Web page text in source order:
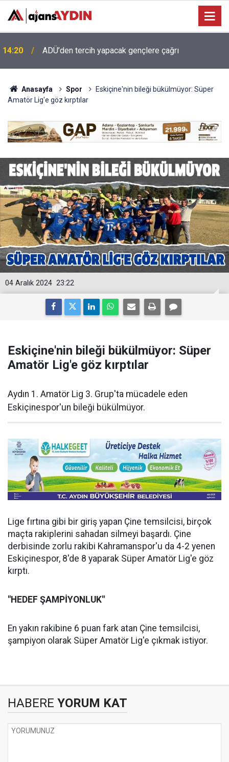
13:34 Koçarlı’ya 4,2 milyonluk içme suyu yatırımı
Anasayfa Spor
Eskiçine'nin bileği bükülmüyor: Süper
Amatör Lig'e göz kırptılar
23:22
04 Aralık 2024
Eskiçine'nin bileği bükülmüyor: Süper
Amatör Lig'e göz kırptılar
Aydın 1. Amatör Lig 3. Grup'ta mücadele eden
Eskiçinespor'un bileği bükülmüyor.
Lige fırtına gibi bir giriş yapan Çine temsilcisi, birçok
maçta rakiplerini sahadan silmeyi başardı. Çine
derbisinde zorlu rakibi Kahramanspor'u da 4-2 yenen
Eskiçinespor, 8'de 8 yaparak Süper Amatör Lig'e göz
kırptı.
"HEDEF ŞAMPİYONLUK"
En yakın rakibine 6 puan fark atan Çine temsilcisi,
şampiyon olarak Süper Amatör Lig'e çıkmak istiyor.
HABERE YORUM KAT